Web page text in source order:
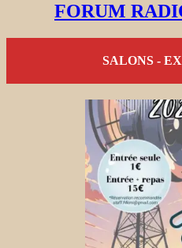
FORUM
SALONS -